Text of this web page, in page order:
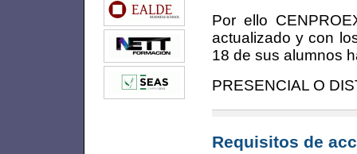
Por ello
actualizado y con
18 de sus alumnos
PRESENCIAL O
Requisitos de